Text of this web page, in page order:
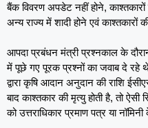
बैंक विवरण अपडेट नहीं होने,
अन्य राज्य में शादी होने एवं काश्तकारों
आपदा प्रबंधन मंत्री प्रश्नकाल के
में पूछे गए पूरक प्रश्नों का जवाब दे रहे
द्वारा कृषि आदान अनुदान की राशि
बाद काश्तकार की मृत्यु होती है, तो ऐसी
को उत्तराधिकार प्रमाण पत्र या